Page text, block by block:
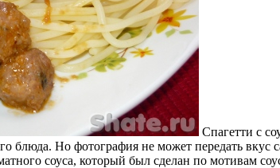
Спагетти с
блюда. Но фотография не может передать
соуса, который был сделан по мотивам